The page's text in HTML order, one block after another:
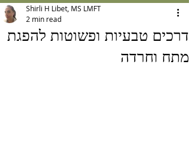
דרכים טבעיות ופשוטות להפגת
מתח וחרדה
Shirli H Libet, MS LMFT
2 min read